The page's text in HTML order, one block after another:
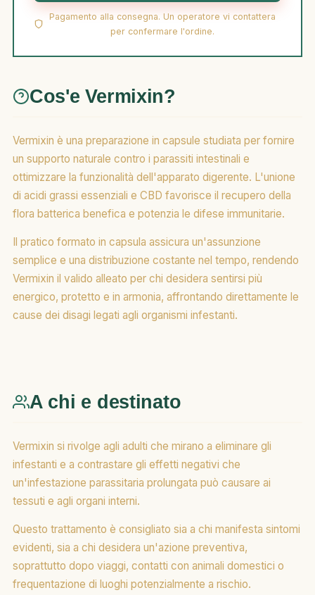
Pagamento alla consegna. Un operatore vi contattera
per confermare l'ordine.
Cos'e Vermixin?
Vermixin è una preparazione in capsule studiata per fornire
un supporto naturale contro i parassiti intestinali e
ottimizzare la funzionalità dell'apparato digerente. L'unione
di acidi grassi essenziali e CBD favorisce il recupero della
flora batterica benefica e potenzia le difese immunitarie.
Il pratico formato in capsula assicura un'assunzione
semplice e una distribuzione costante nel tempo, rendendo
Vermixin il valido alleato per chi desidera sentirsi più
energico, protetto e in armonia, affrontando direttamente le
cause dei disagi legati agli organismi infestanti.
A chi e destinato
Vermixin si rivolge agli adulti che mirano a eliminare gli
infestanti e a contrastare gli effetti negativi che
un'infestazione parassitaria prolungata può causare ai
tessuti e agli organi interni.
Questo trattamento è consigliato sia a chi manifesta sintomi
evidenti, sia a chi desidera un'azione preventiva,
soprattutto dopo viaggi, contatti con animali domestici o
frequentazione di luoghi potenzialmente a rischio.